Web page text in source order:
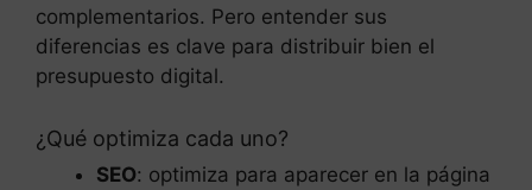
complementarios. Pero entender sus
diferencias es clave para distribuir bien el
presupuesto digital.
¿Qué optimiza cada uno?
SEO: optimiza para aparecer en la página